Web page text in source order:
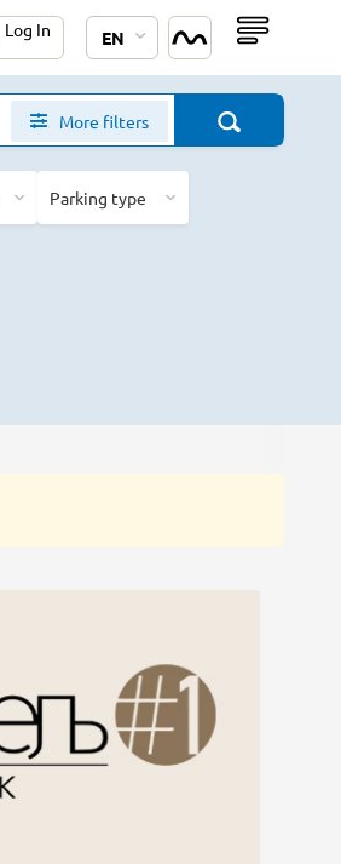
Log In EN
More filters
Parking type